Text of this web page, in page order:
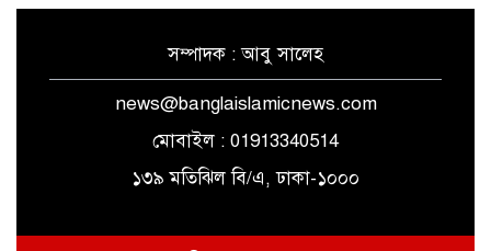
সম্পাদক : আবু সালেহ
news@banglaislamicnews.com
মোবাইল : 01913340514
১৩৯ মতিঝিল বি/এ, ঢাকা-১০০০